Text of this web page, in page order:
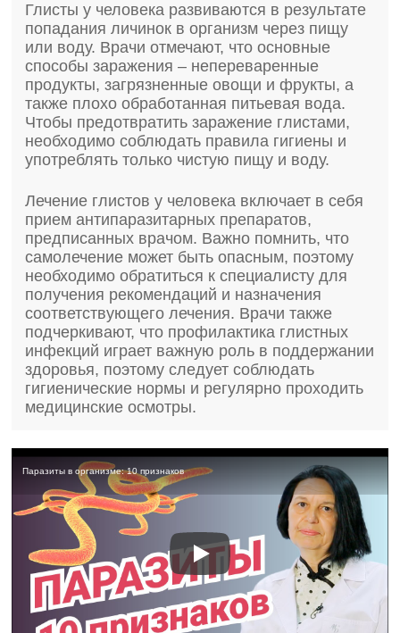
Глисты у человека развиваются в результате
попадания личинок в организм через пищу
или воду. Врачи отмечают, что основные
способы заражения – непереваренные
продукты, загрязненные овощи и фрукты, а
также плохо обработанная питьевая вода.
Чтобы предотвратить заражение глистами,
необходимо соблюдать правила гигиены и
употреблять только чистую пищу и воду.
Лечение глистов у человека включает в себя
прием антипаразитарных препаратов,
предписанных врачом. Важно помнить, что
самолечение может быть опасным, поэтому
необходимо обратиться к специалисту для
получения рекомендаций и назначения
соответствующего лечения. Врачи также
подчеркивают, что профилактика глистных
инфекций играет важную роль в поддержании
здоровья, поэтому следует соблюдать
гигиенические нормы и регулярно проходить
медицинские осмотры.
Паразиты в организме: 10 признаков